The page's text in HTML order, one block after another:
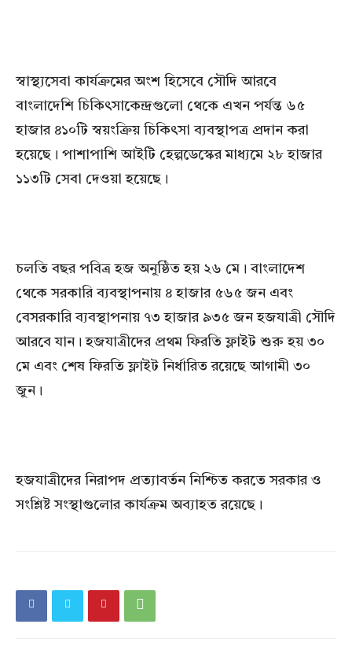
স্বাস্থ্যসেবা কার্যক্রমের অংশ হিসেবে সৌদি আরবে
বাংলাদেশি চিকিৎসাকেন্দ্রগুলো থেকে এখন পর্যন্ত ৬৫
হাজার ৪১০টি স্বয়ংক্রিয় চিকিৎসা ব্যবস্থাপত্র প্রদান করা
হয়েছে। পাশাপাশি আইটি হেল্পডেস্কের মাধ্যমে ২৮ হাজার
১১৩টি সেবা দেওয়া হয়েছে।
চলতি বছর পবিত্র হজ অনুষ্ঠিত হয় ২৬ মে। বাংলাদেশ
থেকে সরকারি ব্যবস্থাপনায় ৪ হাজার ৫৬৫ জন এবং
বেসরকারি ব্যবস্থাপনায় ৭৩ হাজার ৯৩৫ জন হজযাত্রী সৌদি
আরবে যান। হজযাত্রীদের প্রথম ফিরতি ফ্লাইট শুরু হয় ৩০
মে এবং শেষ ফিরতি ফ্লাইট নির্ধারিত রয়েছে আগামী ৩০
জুন।
হজযাত্রীদের নিরাপদ প্রত্যাবর্তন নিশ্চিত করতে সরকার ও
সংশ্লিষ্ট সংস্থাগুলোর কার্যক্রম অব্যাহত রয়েছে।